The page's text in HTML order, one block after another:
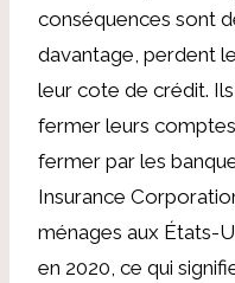
conséquences sont
davantage, perdent
leur cote de crédit.
fermer leurs
fermer par les
Insurance
ménages aux États-
en 2020, ce qui